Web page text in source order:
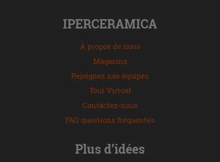
IPERCERAMICA
À propos de nous
Magasins
Rejoignez nos équipes
Tour Virtuel
Contactez-nous
FAQ questions fréquentes
Plus d’idées